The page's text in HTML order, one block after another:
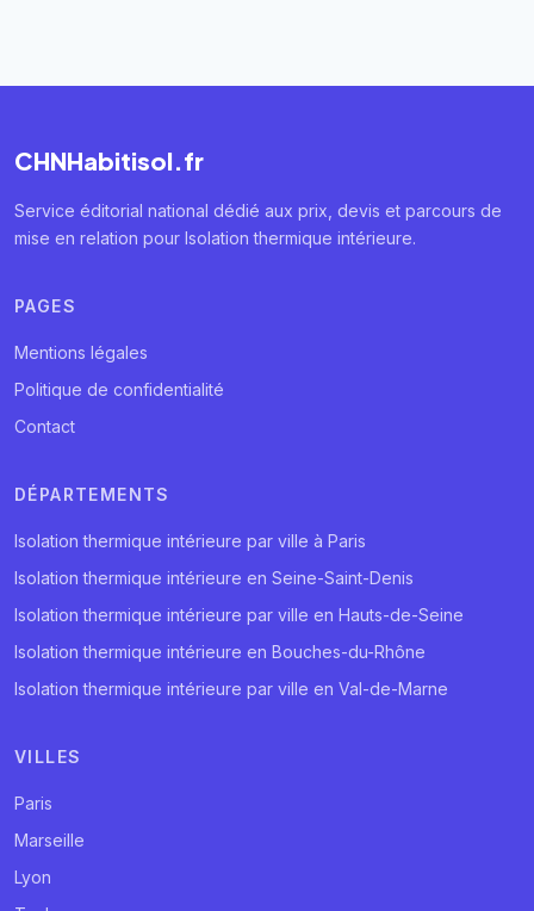
CHNHabitisol.fr
Service éditorial national dédié aux prix, devis et parcours de
mise en relation pour Isolation thermique intérieure.
PAGES
Mentions légales
Politique de confidentialité
Contact
DÉPARTEMENTS
Isolation thermique intérieure par ville à Paris
Isolation thermique intérieure en Seine-Saint-Denis
Isolation thermique intérieure par ville en Hauts-de-Seine
Isolation thermique intérieure en Bouches-du-Rhône
Isolation thermique intérieure par ville en Val-de-Marne
VILLES
Paris
Marseille
Lyon